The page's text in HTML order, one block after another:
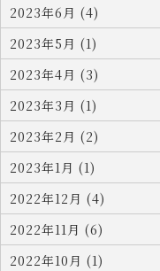
2023年6月 (4)
2023年5月 (1)
2023年4月 (3)
2023年3月 (1)
2023年2月 (2)
2023年1月 (1)
2022年12月 (4)
2022年11月 (6)
2022年10月 (1)